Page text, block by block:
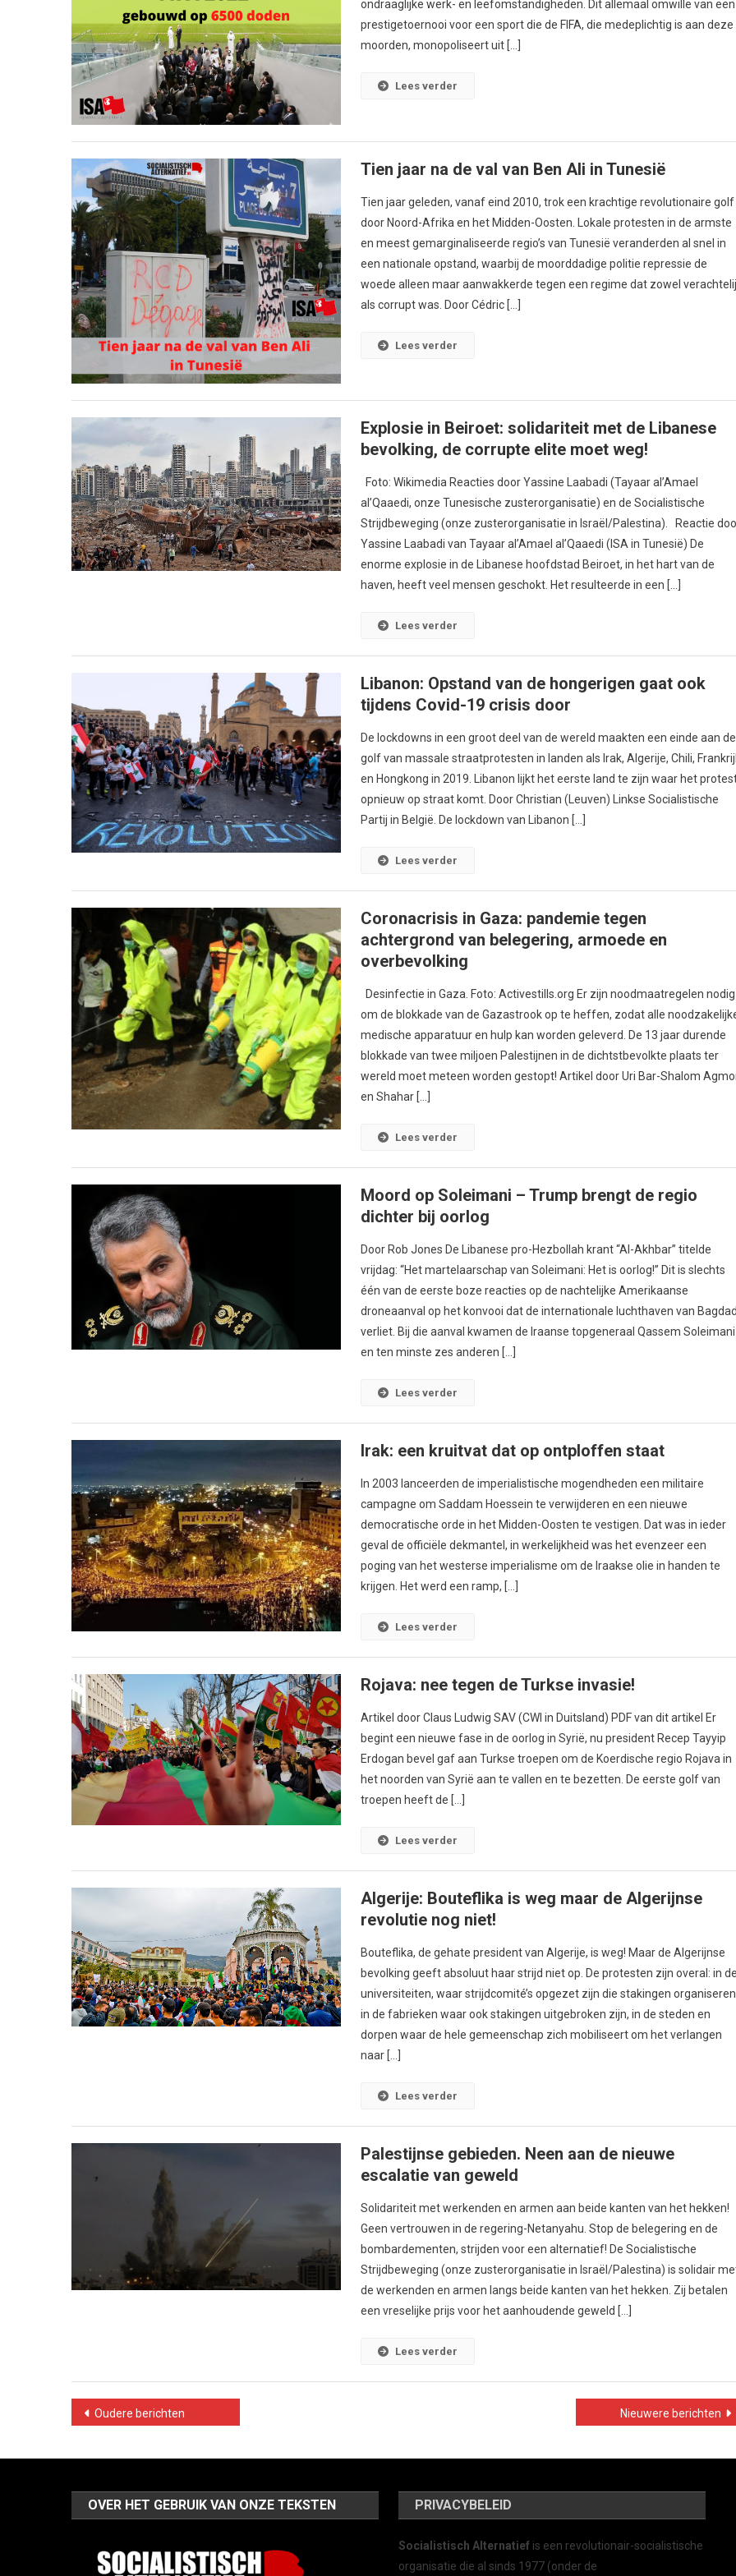
ondraaglijke werk- en leefomstandigheden. Dit allemaal omwille van een
prestigetoernooi voor een sport die de FIFA, die medeplichtig is aan deze
moorden, monopoliseert uit […]
Lees verder
Tien jaar na de val van Ben Ali in Tunesië
Tien jaar geleden, vanaf eind 2010, trok een krachtige revolutionaire golf
door Noord-Afrika en het Midden-Oosten. Lokale protesten in de armste
en meest gemarginaliseerde regio’s van Tunesië veranderden al snel in
een nationale opstand, waarbij de moorddadige politie repressie de
woede alleen maar aanwakkerde tegen een regime dat zowel
als corrupt was. Door Cédric […]
Lees verder
Explosie in Beiroet: solidariteit met de Libanese
bevolking, de corrupte elite moet weg!
Foto: Wikimedia Reacties door Yassine Laabadi (Tayaar al’Amael
al’Qaaedi, onze Tunesische zusterorganisatie) en de Socialistische
Strijdbeweging (onze zusterorganisatie in Israël/Palestina). Reactie
Yassine Laabadi van Tayaar al’Amael al’Qaaedi (ISA in Tunesië) De
enorme explosie in de Libanese hoofdstad Beiroet, in het hart van de
haven, heeft veel mensen geschokt. Het resulteerde in een […]
Lees verder
Libanon: Opstand van de hongerigen gaat ook
tijdens Covid-19 crisis door
De lockdowns in een groot deel van de wereld maakten een einde aan de
golf van massale straatprotesten in landen als Irak, Algerije, Chili,
en Hongkong in 2019. Libanon lijkt het eerste land te zijn waar het
opnieuw op straat komt. Door Christian (Leuven) Linkse Socialistische
Partij in België. De lockdown van Libanon […]
Lees verder
Coronacrisis in Gaza: pandemie tegen
achtergrond van belegering, armoede en
overbevolking
Desinfectie in Gaza. Foto: Activestills.org Er zijn noodmaatregelen nodig
om de blokkade van de Gazastrook op te heffen, zodat alle
medische apparatuur en hulp kan worden geleverd. De 13 jaar durende
blokkade van twee miljoen Palestijnen in de dichtstbevolkte plaats ter
wereld moet meteen worden gestopt! Artikel door Uri Bar-Shalom
en Shahar […]
Lees verder
Moord op Soleimani – Trump brengt de regio
dichter bij oorlog
Door Rob Jones De Libanese pro-Hezbollah krant “Al-Akhbar” titelde
vrijdag: “Het martelaarschap van Soleimani: Het is oorlog!” Dit is slechts
één van de eerste boze reacties op de nachtelijke Amerikaanse
droneaanval op het konvooi dat de internationale luchthaven van
verliet. Bij die aanval kwamen de Iraanse topgeneraal Qassem Soleimani
en ten minste zes anderen […]
Lees verder
Irak: een kruitvat dat op ontploffen staat
In 2003 lanceerden de imperialistische mogendheden een militaire
campagne om Saddam Hoessein te verwijderen en een nieuwe
democratische orde in het Midden-Oosten te vestigen. Dat was in ieder
geval de officiële dekmantel, in werkelijkheid was het evenzeer een
poging van het westerse imperialisme om de Iraakse olie in handen te
krijgen. Het werd een ramp, […]
Lees verder
Rojava: nee tegen de Turkse invasie!
Artikel door Claus Ludwig SAV (CWI in Duitsland) PDF van dit artikel Er
begint een nieuwe fase in de oorlog in Syrië, nu president Recep Tayyip
Erdogan bevel gaf aan Turkse troepen om de Koerdische regio Rojava in
het noorden van Syrië aan te vallen en te bezetten. De eerste golf van
troepen heeft de […]
Lees verder
Algerije: Bouteflika is weg maar de Algerijnse
revolutie nog niet!
Bouteflika, de gehate president van Algerije, is weg! Maar de Algerijnse
bevolking geeft absoluut haar strijd niet op. De protesten zijn overal: in
universiteiten, waar strijdcomité’s opgezet zijn die stakingen
in de fabrieken waar ook stakingen uitgebroken zijn, in de steden en
dorpen waar de hele gemeenschap zich mobiliseert om het verlangen
naar […]
Lees verder
Palestijnse gebieden. Neen aan de nieuwe
escalatie van geweld
Solidariteit met werkenden en armen aan beide kanten van het hekken!
Geen vertrouwen in de regering-Netanyahu. Stop de belegering en de
bombardementen, strijden voor een alternatief! De Socialistische
Strijdbeweging (onze zusterorganisatie in Israël/Palestina) is solidair
de werkenden en armen langs beide kanten van het hekken. Zij betalen
een vreselijke prijs voor het aanhoudende geweld […]
Lees verder
Berichtennavigatie
Oudere berichten Nieuwere berichten
OVER HET GEBRUIK VAN ONZE TEKSTEN PRIVACYBELEID
Socialistisch Alternatief is een revolutionair-socialistische
organisatie die al sinds 1977 (onder de